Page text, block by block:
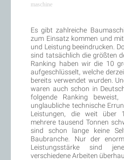
maschine
Es gibt zahlreiche
zum Einsatz kommen und
und Leistung beeindrucken.
sind tatsächlich die größten
Ranking haben wir die 10
aufgeschlüsselt, welche
bereits verwendet wurden.
waren auch schon in
folgende Ranking
unglaubliche technische
Leistungen, die weit über
mehrere tausend Tonnen
sind schon lange keine
Baubranche. Nur der
Leistungsstärke sind
verschiedene Arbeiten